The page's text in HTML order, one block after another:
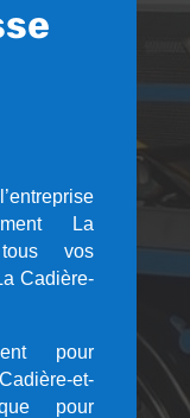
La
tous vos
Cadière-
pour
et-
pour